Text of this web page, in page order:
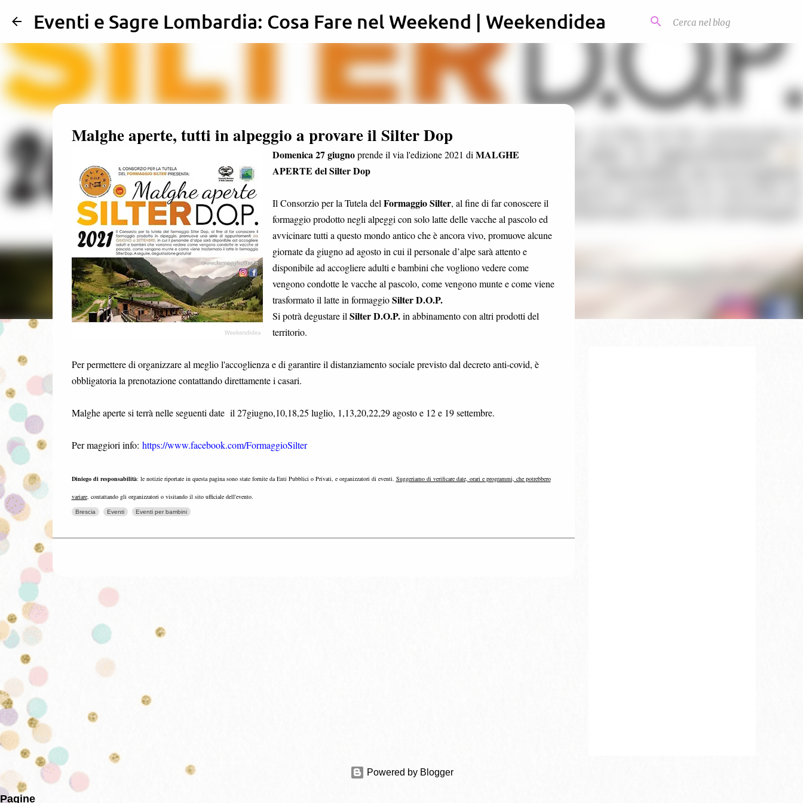
Passa ai contenuti principali
Eventi e Sagre Lombardia: Cosa Fare nel Weekend | Weekendidea
Malghe aperte, tutti in alpeggio a provare il Silter Dop
Domenica 27 giugnoprende il via l'edizione 2021 di MALGHE
APERTE del Silter Dop
Il Consorzio per la Tutela del Formaggio Silter, al fine di far conoscere il
formaggio prodotto negli alpeggi con solo latte delle vacche al pascolo ed
avvicinare tutti a questo mondo antico che è ancora vivo, promuove alcune
giornate da giugno ad agosto in cui il personale d’alpe sarà attento e
disponibile ad accogliere adulti e bambini che vogliono vedere come
vengono condotte le vacche al pascolo, come vengono munte e come viene
trasformato il latte in formaggioSilter D.O.P.
Si potrà degustare il Silter D.O.P.in abbinamento con altri prodotti del
territorio.
Per permettere di organizzare al meglio l'accoglienza e di garantire il distanziamento sociale previsto dal decreto anti-covid, è
obbligatoria la prenotazione contattando direttamente i casari.
Malghe aperte si terrà nelle seguenti date il 27giugno,10,18,25 luglio, 1,13,20,22,29 agosto e 12 e 19 settembre.
Per maggiori info: https://www.facebook.com/FormaggioSilter
Diniego di responsabilità: le notizie riportate in questa pagina sono state fornite da Enti Pubblici o Privati, e organizzatori di eventi. Suggeriamo di verificare date, orari e programmi, che potrebbero
variare, contattando gli organizzatori o visitando il sito ufficiale dell'evento.
Brescia Eventi Eventi per bambini
Powered by Blogger
Pagine